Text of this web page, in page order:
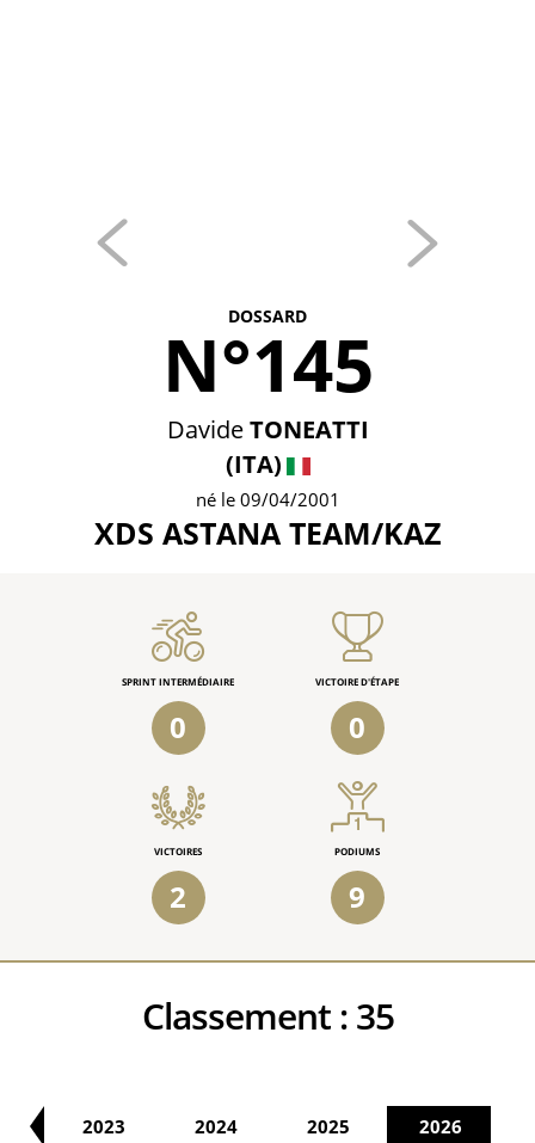
DOSSARD
N°145
Davide TONEATTI
(ITA)
né le 09/04/2001
XDS ASTANA TEAM/KAZ
SPRINT INTERMÉDIAIRE
0
VICTOIRE D'ÉTAPE
0
VICTOIRES
2
PODIUMS
9
Classement :35
2023 2024 2025 2026